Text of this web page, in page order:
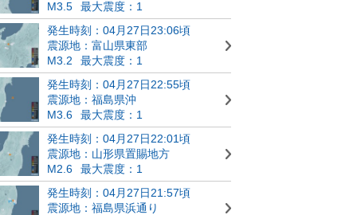
M3.5
最大震度：1
発生時刻：04月27日23:06頃
震源地：富山県東部
M3.2
最大震度：1
発生時刻：04月27日22:55頃
震源地：福島県沖
M3.6
最大震度：1
発生時刻：04月27日22:01頃
震源地：山形県置賜地方
M2.6
最大震度：1
発生時刻：04月27日21:57頃
震源地：福島県浜通り